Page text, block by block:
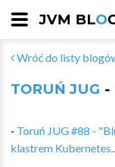
JVM BLO
Wróć do listy
TORUŃ JUG -
- Toruń JUG #88 -
klastrem